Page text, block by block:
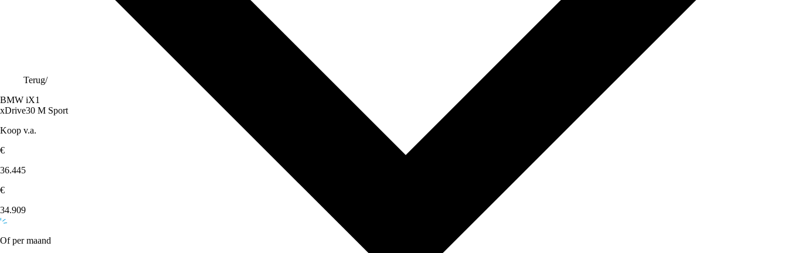
Terug/
BMW iX1
xDrive30 M Sport
Koop v.a.
€
36.445
€
34.909
Of per maand